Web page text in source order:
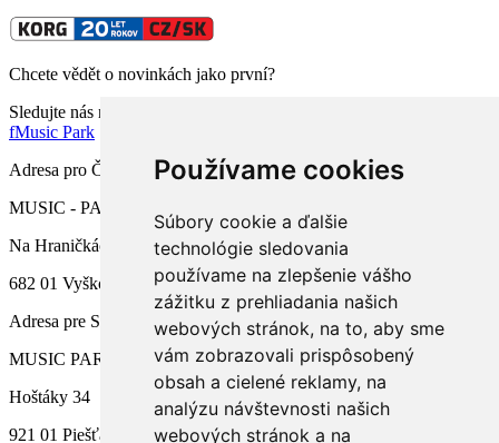
Používame cookies
Súbory cookie a ďalšie
technológie sledovania
používame na zlepšenie vášho
zážitku z prehliadania našich
webových stránok, na to, aby sme
vám zobrazovali prispôsobený
obsah a cielené reklamy, na
analýzu návštevnosti našich
webových stránok a na
Chcete vědět o novinkách jako první?
Sledujte nás na facebooku
fMusic Park
Adresa pro ČR
MUSIC - PARK.CZ s.r.o.
Na Hraničkách 791/34a
682 01 Vyškov
Adresa pre SR
MUSIC PARK, s.r.o.
Hoštáky 34
921 01 Piešťany